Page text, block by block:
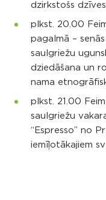
dzirkstošs
plkst. 20.00
pagalmā –
saulgriežu
dziedāšana un
nama
plkst. 21.00
saulgriežu
“Espresso” no
iemīļotākajiem